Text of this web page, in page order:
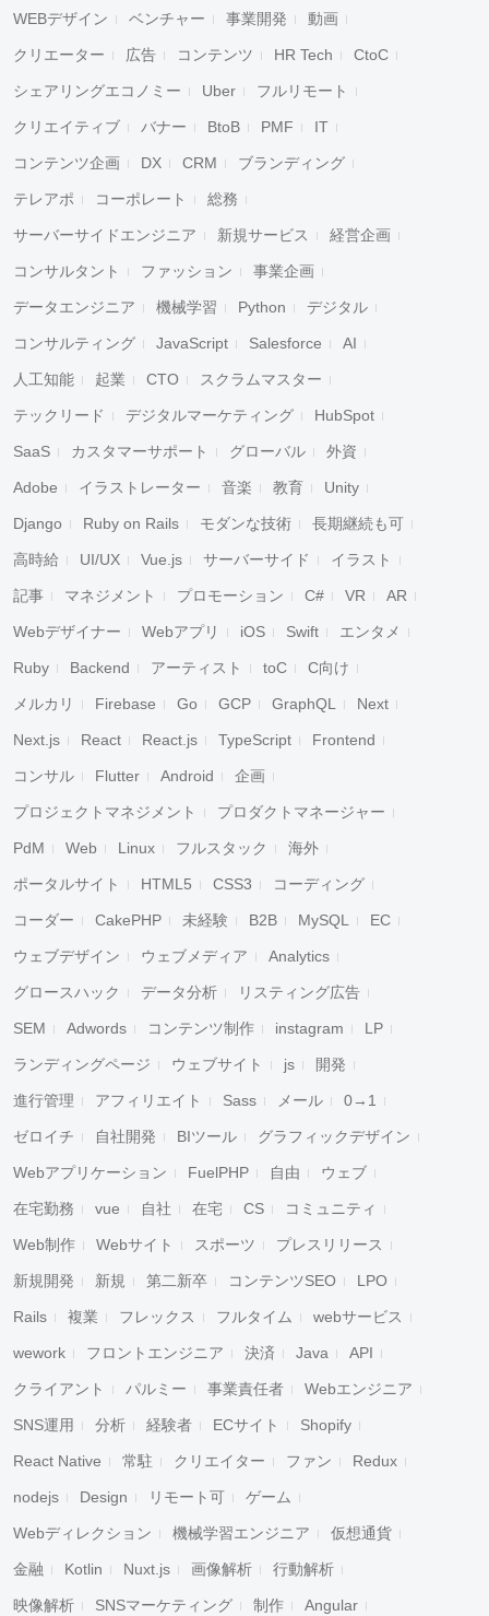
WEBデザイン ベンチャー 事業開発 動画
クリエーター 広告 コンテンツ HR Tech CtoC
シェアリングエコノミー Uber フルリモート
クリエイティブ バナー BtoB PMF IT
コンテンツ企画 DX CRM ブランディング
テレアポ コーポレート 総務
サーバーサイドエンジニア 新規サービス 経営企画
コンサルタント ファッション 事業企画
データエンジニア 機械学習 Python デジタル
コンサルティング JavaScript Salesforce AI
人工知能 起業 CTO スクラムマスター
テックリード デジタルマーケティング HubSpot
SaaS カスタマーサポート グローバル 外資
Adobe イラストレーター 音楽 教育 Unity
Django Ruby on Rails モダンな技術 長期継続も可
高時給 UI/UX Vue.js サーバーサイド イラスト
記事 マネジメント プロモーション C# VR AR
Webデザイナー Webアプリ iOS Swift エンタメ
Ruby Backend アーティスト toC C向け
メルカリ Firebase Go GCP GraphQL Next
Next.js React React.js TypeScript Frontend
コンサル Flutter Android 企画
プロジェクトマネジメント プロダクトマネージャー
PdM Web Linux フルスタック 海外
ポータルサイト HTML5 CSS3 コーディング
コーダー CakePHP 未経験 B2B MySQL EC
ウェブデザイン ウェブメディア Analytics
グロースハック データ分析 リスティング広告
SEM Adwords コンテンツ制作 instagram LP
ランディングページ ウェブサイト js 開発
進行管理 アフィリエイト Sass メール 0→1
ゼロイチ 自社開発 BIツール グラフィックデザイン
Webアプリケーション FuelPHP 自由 ウェブ
在宅勤務 vue 自社 在宅 CS コミュニティ
Web制作 Webサイト スポーツ プレスリリース
新規開発 新規 第二新卒 コンテンツSEO LPO
Rails 複業 フレックス フルタイム webサービス
wework フロントエンジニア 決済 Java API
クライアント パルミー 事業責任者 Webエンジニア
SNS運用 分析 経験者 ECサイト Shopify
React Native 常駐 クリエイター ファン Redux
nodejs Design リモート可 ゲーム
Webディレクション 機械学習エンジニア 仮想通貨
金融 Kotlin Nuxt.js 画像解析 行動解析
映像解析 SNSマーケティング 制作 Angular